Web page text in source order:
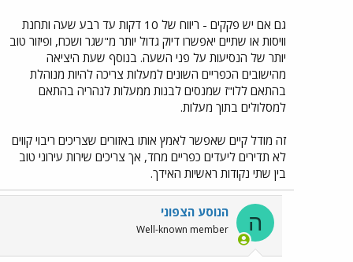
גם אם יש פקקים - ריווח של 10 דקות עד רבע שעה ותחנת
וויסות או שתיים יאפשרו דיוק גדול יותר מ"שגר ושכח, ופיזור טוב
יותר של הנסיעות על פני השעה. בנוסף שעת היציאה
מהישובים הכפריים השונים למעלות צריכה להיות מנוהלת
בהתאם ללו"ז שמנסים לבנות ממעלות לנהריה בהתאם
למסלולים בתוך מעלות.
זה מודל קיים שאפשר לאמץ אותו באזורים שצריכים ריבוי קווים
לא תדירים ליעדים כפריים מחד, אך צריכים שירות עירוני טוב
בין שתי נקודות ראשיות האידך.
ה הנוסע הצפוני
Well-known member